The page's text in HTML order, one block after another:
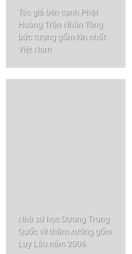
Tác giả bên cạnh Phật
Hoàng Trần Nhân Tông
bức tượng gốm lớn nhất
Việt Nam
Nhà sử học Dương Trung
Quốc về thăm xưởng gốm
Luy Lâu năm 2006